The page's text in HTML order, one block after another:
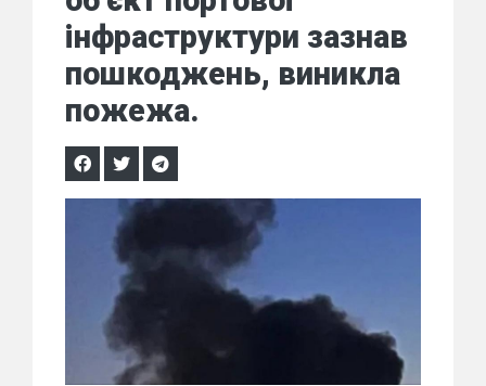
інфраструктури зазнав
пошкоджень, виникла
пожежа.